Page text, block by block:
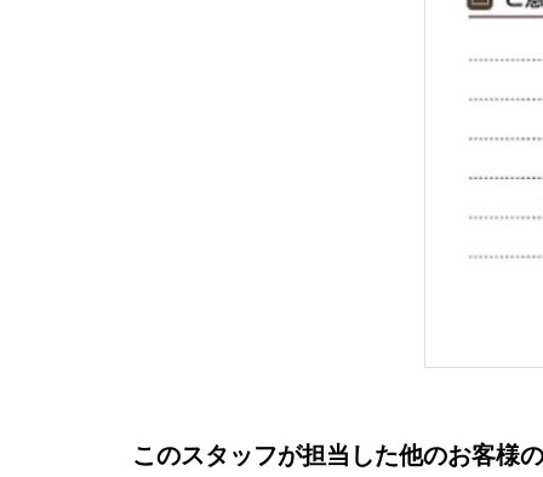
このスタッフが担当した他のお客様